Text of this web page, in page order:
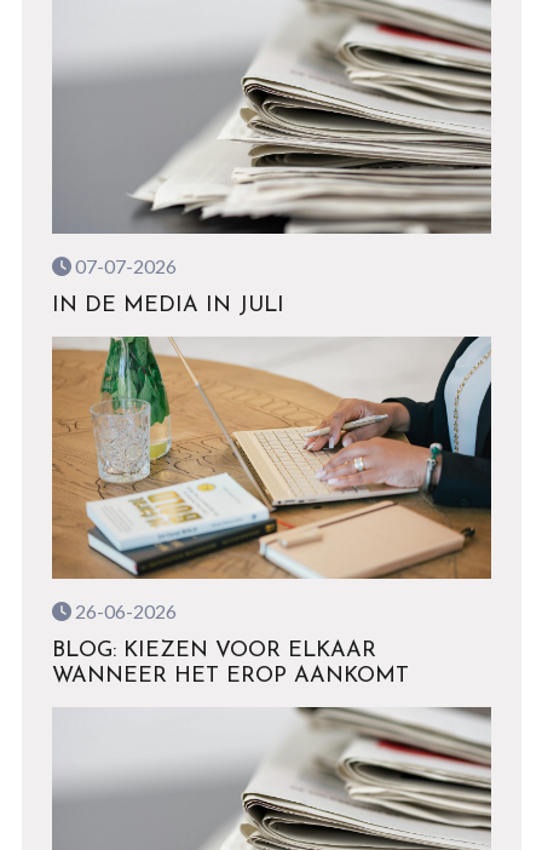
07-07-2026
IN DE MEDIA IN JULI
26-06-2026
BLOG: KIEZEN VOOR ELKAAR
WANNEER HET EROP AANKOMT